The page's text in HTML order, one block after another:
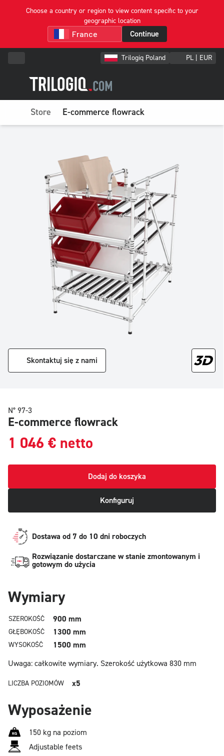
Choose a country or region to view content specific to your
geographic location
Continue
Trilogiq Poland PL | EUR
Store E-commerce flowrack
Skontaktuj się z nami
N° 97-3
E-commerce flowrack
1 046 € netto
Dodaj do koszyka
Konfiguruj
Dostawa od 7 do 10 dni roboczych
Rozwiązanie dostarczane w stanie zmontowanym i
gotowym do użycia
Wymiary
SZEROKOŚĆ 900 mm
GŁĘBOKOŚĆ 1300 mm
WYSOKOŚĆ
1500 mm
Uwaga: całkowite wymiary. Szerokość użytkowa 830 mm
LICZBA POZIOMÓW x5
Wyposażenie
150 kg na poziom
Adjustable feets